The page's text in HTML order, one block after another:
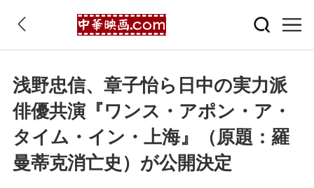
浅野忠信、章子怡ら日中の実力派
俳優共演『ワンス・アポン・ア・
タイム・イン・上海』（原題：羅
曼蒂克消亡史）が公開決定